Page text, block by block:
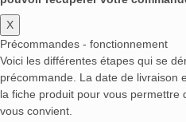
X
Précommandes - fonctionnement
Voici les différentes étapes qui se
précommande. La date de livraison
la fiche produit pour vous permettre
vous convient.